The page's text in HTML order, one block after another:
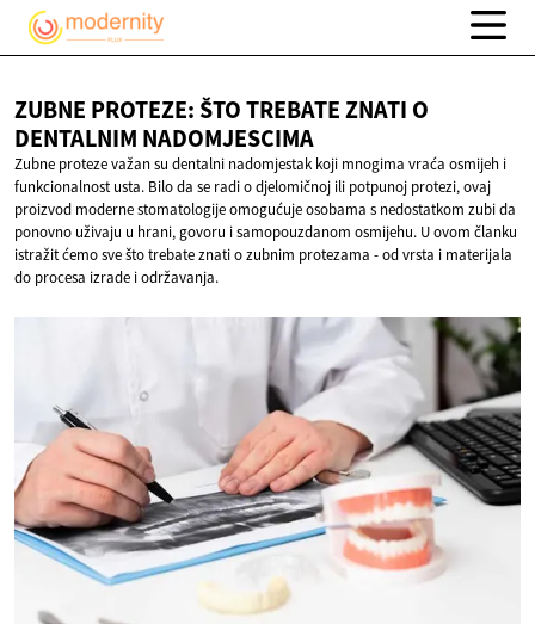
ZUBNE PROTEZE: ŠTO TREBATE ZNATI O
DENTALNIM NADOMJESCIMA
Zubne proteze važan su dentalni nadomjestak koji mnogima vraća osmijeh i
funkcionalnost usta. Bilo da se radi o djelomičnoj ili potpunoj protezi, ovaj
proizvod moderne stomatologije omogućuje osobama s nedostatkom zubi da
ponovno uživaju u hrani, govoru i samopouzdanom osmijehu. U ovom članku
istražit ćemo sve što trebate znati o zubnim protezama - od vrsta i materijala
do procesa izrade i održavanja.